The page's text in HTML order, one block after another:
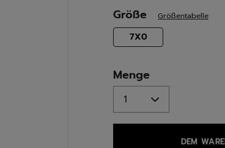
Größe Größentabelle
7X0selected
Menge
DEM